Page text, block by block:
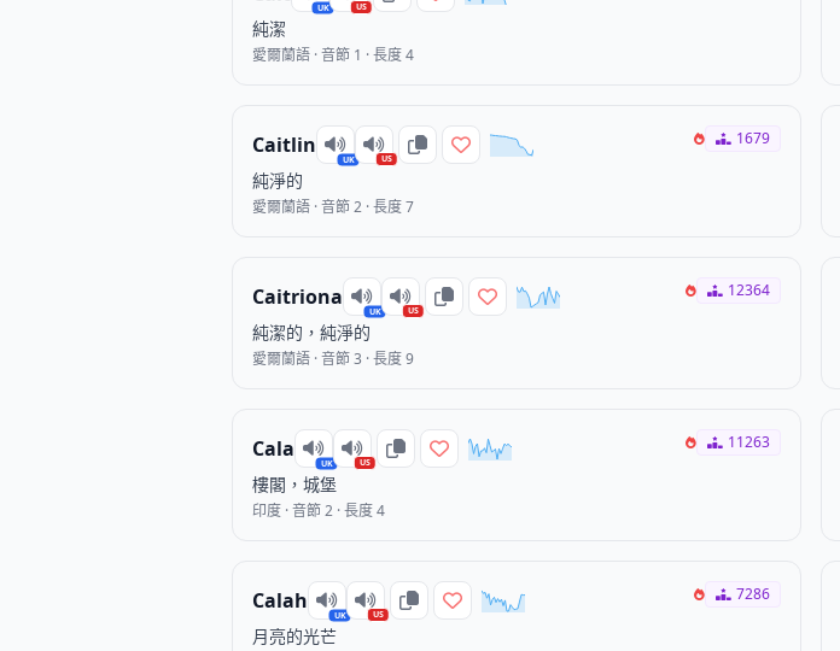
UK US
純潔
愛爾蘭語 · 音節 1 · 長度 4
Caitlin
UK US
純淨的
愛爾蘭語 · 音節 2 · 長度 7
1679
Caitriona
UK US
純潔的，純淨的
愛爾蘭語 · 音節 3 · 長度 9
12364
Cala
UK US
樓閣，城堡
印度 · 音節 2 · 長度 4
11263
Calah
UK US
月亮的光芒
7286